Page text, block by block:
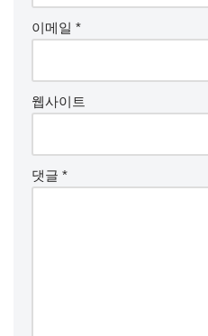
이메일 *
웹사이트
댓글 *